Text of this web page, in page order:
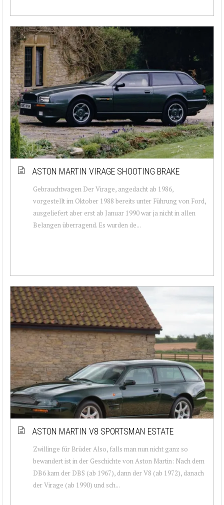
ASTON MARTIN VIRAGE SHOOTING BRAKE
Gebrauchtwagen Der Virage, angedacht ab 1986,
vorgestellt im Oktober 1988 bereits unter Führung von Ford,
ausgeliefert aber erst ab Januar 1990 war ja nicht in allen
Belangen überragend. Es wurden de...
ASTON MARTIN V8 SPORTSMAN ESTATE
Zwillinge für Brüder Also, falls man nun nicht ganz so
bewandert ist in der Geschichte von Aston Martin: Nach dem
DB6 kam der DBS (ab 1967), dann der V8 (ab 1972), danach
der Virage (ab 1990) und sch...